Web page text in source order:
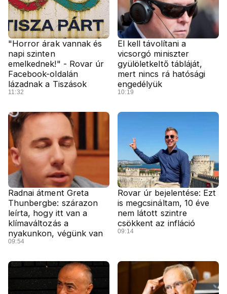
"Horror árak vannak és
napi szinten
emelkednek!" - Rovar úr
Facebook-oldalán
lázadnak a Tiszások
11:32
El kell távolítani a
vicsorgó miniszter
gyülöletkeltő tábláját,
mert nincs rá hatósági
engedélyük
10:19
Radnai átment Greta
Thunbergbe: szárazon
leírta, hogy itt van a
klímaváltozás a
nyakunkon, végünk van
09:54
Rovar úr bejelentése: Ezt
is megcsináltam, 10 éve
nem látott szintre
csökkent az infláció
09:14